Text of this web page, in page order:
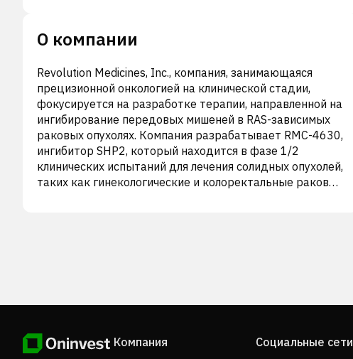
О компании
Revolution Medicines, Inc., компания, занимающаяся
прецизионной онкологией на клинической стадии,
фокусируется на разработке терапии, направленной на
ингибирование передовых мишеней в RAS-зависимых
раковых опухолях. Компания разрабатывает RMC-4630,
ингибитор SHP2, который находится в фазе 1/2
клинических испытаний для лечения солидных опухолей,
таких как гинекологические и колоректальные раковые
селективный ингибитор множества вариантов RAS(ON).
RAS(ON), направленные на KRASG13C(ON) и
KRASG12D(ON). Компания заключила соглашение о
Компания Социальные сети